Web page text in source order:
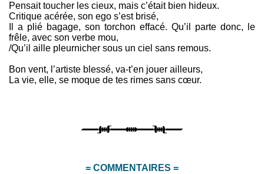
Pensait toucher les cieux, mais c’était bien hideux.
Critique acérée, son ego s’est brisé,
Il a plié bagage, son torchon effacé. Qu’il parte donc, le
frêle, avec son verbe mou,
/Qu’il aille pleurnicher sous un ciel sans remous.
Bon vent, l’artiste blessé, va-t’en jouer ailleurs,
La vie, elle, se moque de tes rimes sans cœur.
= COMMENTAIRES =